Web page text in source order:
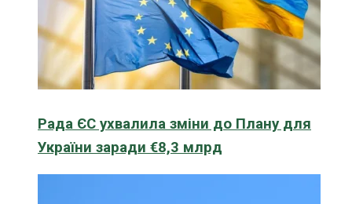
Рада ЄС ухвалила зміни до Плану для
України заради €8,3 млрд